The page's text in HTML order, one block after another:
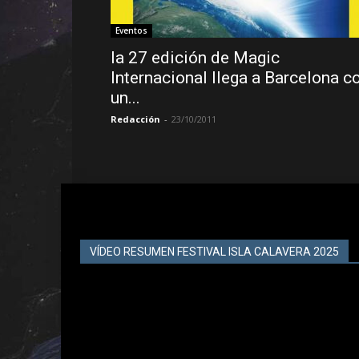
Eventos
la 27 edición de Magic
Internacional llega a Barcelona
un...
Redacción - 23/10/2011
VÍDEO RESUMEN FESTIVAL ISLA CALAVERA 2025